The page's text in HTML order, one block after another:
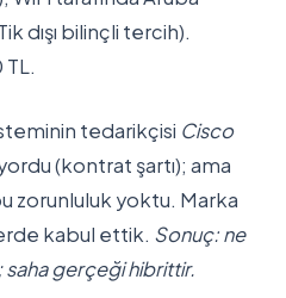
dışı bilinçli tercih).
tedarikçisi Cisco
(kontrat şartı); ama
zorunluluk yoktu. Marka
kabul ettik. Sonuç: ne
saha gerçeği hibrittir.